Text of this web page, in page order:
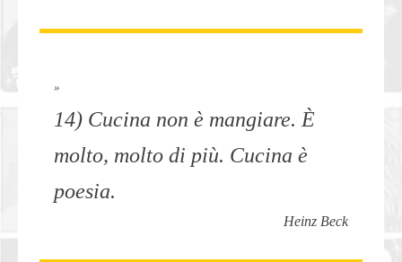
»
14) Cucina non è mangiare. È
molto, molto di più. Cucina è
poesia.
Heinz Beck